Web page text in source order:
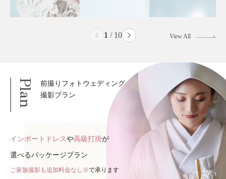
2 / 10 View All
Plan
前撮りフォトウェディング
撮影プラン
インポートドレスや高級打掛が
選べるパッケージプラン
ご家族撮影も追加料金なし※で承ります